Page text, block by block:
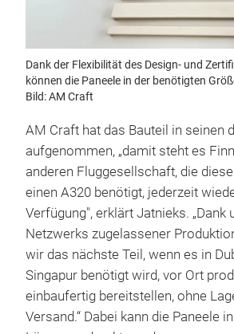
Dank der Flexibilität des Design- und
können die Paneele in der benötigten
Bild: AM Craft
AM Craft hat das Bauteil in seinen
aufgenommen, „damit steht es
anderen Fluggesellschaft, die
einen A320 benötigt, jederzeit
Verfügung", erklärt Jatnieks. „Dank
Netzwerks zugelassener
wir das nächste Teil, wenn es in
Singapur benötigt wird, vor Ort
einbaufertig bereitstellen, ohne
Versand.“ Dabei kann die Paneele